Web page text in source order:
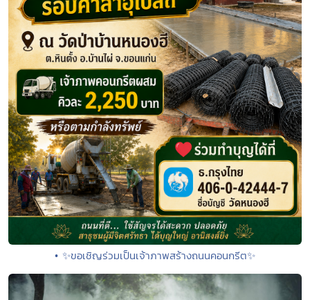
• ✨ขอเชิญร่วมเป็นเจ้าภาพสร้างถนนคอนกรีต✨